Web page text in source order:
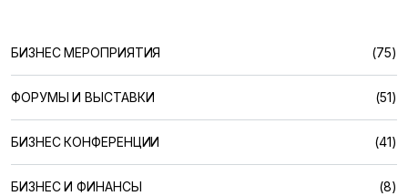
БИЗНЕС МЕРОПРИЯТИЯ (75)
ФОРУМЫ И ВЫСТАВКИ (51)
БИЗНЕС КОНФЕРЕНЦИИ (41)
БИЗНЕС И ФИНАНСЫ (8)